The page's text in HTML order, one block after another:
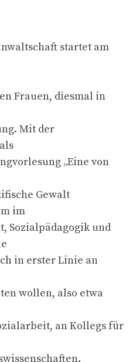
startet am
Frauen, diesmal in
Mit der
„Eine von
Gewalt
im
Sozialpädagogik und
in erster Linie an
wollen, also etwa
an Kollegs für